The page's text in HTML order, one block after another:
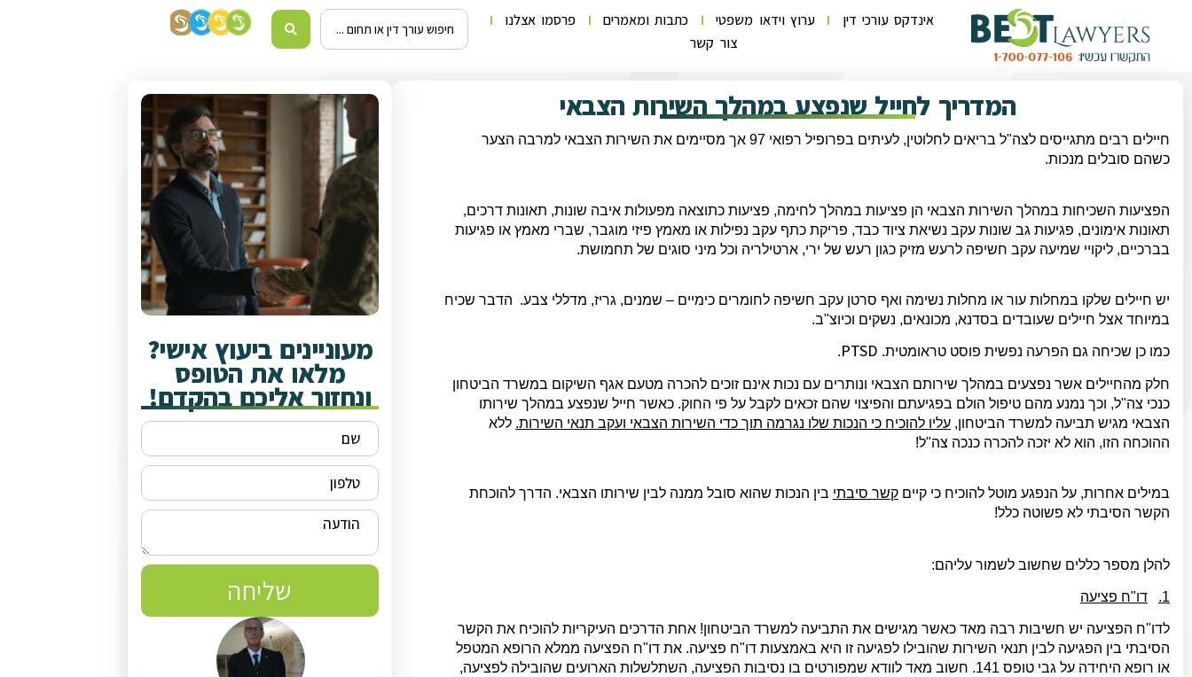
אינדקס עורכי דין ערוץ וידאו משפטי כתבות ומאמרים
פרסמו אצלנו
צור קשר
המדריך לחייל שנפצע במהלך השירות הצבאי
חיילים רבים מתגייסים לצה"ל בריאים לחלוטין, לעיתים בפרופיל רפואי 97 אך מסיימים את השירות הצבאי למרבה הצער
כשהם סובלים מנכות.
הפציעות השכיחות במהלך השירות הצבאי הן פציעות במהלך לחימה, פציעות כתוצאה מפעולות איבה שונות, תאונות דרכים,
תאונות אימונים, פגיעות גב שונות עקב נשיאת ציוד כבד, פריקת כתף עקב נפילות או מאמץ פיזי מוגבר, שברי מאמץ או פגיעות
בברכיים, ליקויי שמיעה עקב חשיפה לרעש מזיק כגון רעש של ירי, ארטילריה וכל מיני סוגים של תחמושת.
יש חיילים שלקו במחלות עור או מחלות נשימה ואף סרטן עקב חשיפה לחומרים כימיים – שמנים, גריז, מדללי צבע. הדבר שכיח
במיוחד אצל חיילים שעובדים בסדנא, מכונאים, נשקים וכיוצ"ב.
כמו כן שכיחה גם הפרעה נפשית פוסט טראומטית. PTSD
.
חלק מהחיילים אשר נפצעים במהלך שירותם הצבאי ונותרים עם נכות אינם זוכים להכרה מטעם אגף השיקום במשרד הביטחון
כנכי צה"ל, וכך נמנע מהם טיפול הולם בפגיעתם והפיצוי שהם זכאים לקבל על פי החוק. כאשר חייל שנפצע במהלך שירותו
הצבאי מגיש תביעה למשרד הביטחון, עליו להוכיח כי הנכות שלו נגרמה תוך כדי השירות הצבאי ועקב תנאי השירות. ללא
ההוכחה הזו, הוא לא יזכה להכרה כנכה צה"ל!
במילים אחרות, על הנפגע מוטל להוכיח כי קיים קשר סיבתי בין הנכות שהוא סובל ממנה לבין שירותו הצבאי. הדרך להוכחת
הקשר הסיבתי לא פשוטה כלל!
להלן מספר כללים שחשוב לשמור עליהם:
1. דו"ח פציעה
לדו"ח הפציעה יש חשיבות רבה מאד כאשר מגישים את התביעה למשרד הביטחון! אחת הדרכים העיקריות להוכיח את הקשר
הסיבתי בין הפגיעה לבין תנאי השירות שהובילו לפגיעה זו היא באמצעות דו"ח פציעה. את דו"ח הפציעה ממלא הרופא המטפל
או רופא היחידה על גבי טופס 141. חשוב מאד לוודא שמפורטים בו נסיבות הפציעה, השתלשלות הארועים שהובילה לפציעה,
מעוניינים ביעוץ אישי?
מלאו את הטופס
ונחזור אליכם בהקדם!
שליחה